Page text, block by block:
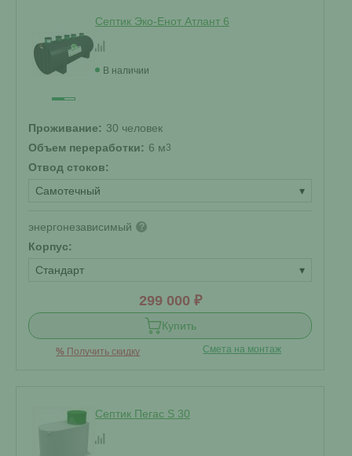
Септик Эко-Енот Атлант 6
В наличии
Проживание: 30 человек
Объем переработки: 6 м3
Отвод стоков:
Самотечный
▾
энергонезависимый ?
Корпус:
Стандарт
▾
299 000 ₽
Купить
% Получить скидку Смета на монтаж
Септик Пегас S 30